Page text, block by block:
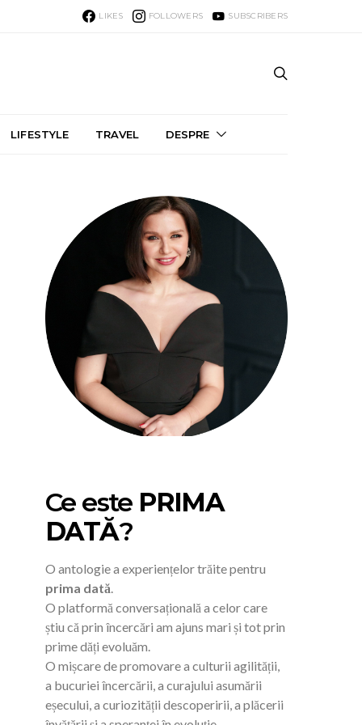
LIKES FOLLOWERS SUBSCRIBERS
LIFESTYLE TRAVEL DESPRE
Ce este PRIMA
DATĂ?
O antologie a experiențelor trăite pentru
prima dată.
O platformă conversațională a celor care
știu că prin încercări am ajuns mari și tot prin
prime dăți evoluăm.
O mișcare de promovare a culturii agilității,
a bucuriei încercării, a curajului asumării
eșecului, a curiozității descoperirii, a plăcerii